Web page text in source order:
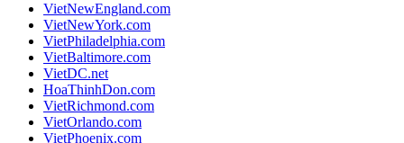
VietNewEngland.com
VietNewYork.com
VietPhiladelphia.com
VietBaltimore.com
VietDC.net
HoaThinhDon.com
VietRichmond.com
VietOrlando.com
VietPhoenix.com